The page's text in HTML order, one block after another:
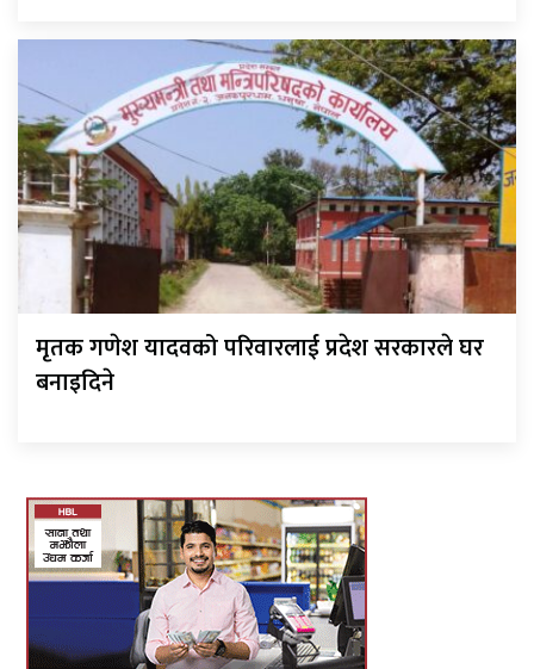
मृतक गणेश यादवको परिवारलाई प्रदेश सरकारले घर
बनाइदिने